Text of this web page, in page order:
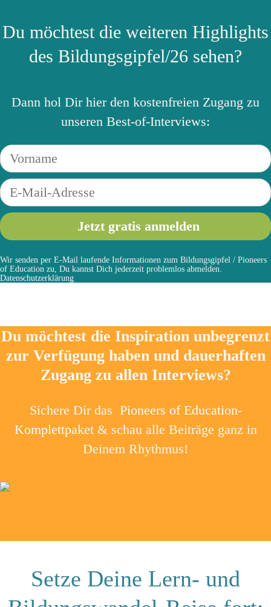
Du möchtest die weiteren Highlights
des Bildungsgipfel/26 sehen?
Dann hol Dir hier den kostenfreien Zugang zu
unseren Best-of-Interviews:
Wir senden per E-Mail laufende Informationen zum Bildungsgipfel / Pioneers
of Education zu, Du kannst Dich jederzeit problemlos abmelden.
Datenschutzerklärung
Du möchtest die Inspiration unbegrenzt
zur Verfügung haben und dauerhaften
Zugang zu allen Interviews?
Sichere Dir das Pioneers of Education-
Komplettpaket& schau alle Beiträge ganz in
Deinem Rhythmus!
Setze Deine Lern- und